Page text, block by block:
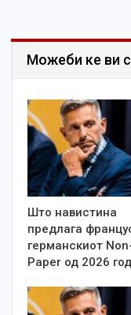
Можеби ке ви
Што навистина
предлага
германскиот
Paper од 2026